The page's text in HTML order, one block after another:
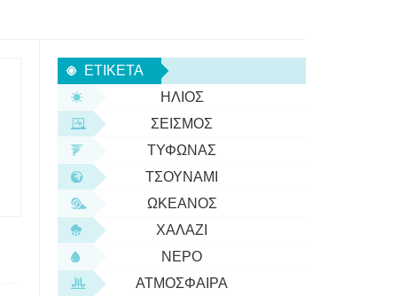
ΕΤΙΚΈΤΑ
ΉΛΙΟΣ
ΣΕΙΣΜΌΣ
ΤΥΦΏΝΑΣ
ΤΣΟΥΝΆΜΙ
ΩΚΕΑΝΌΣ
ΧΑΛΆΖΙ
ΝΕΡΌ
ΑΤΜΌΣΦΑΙΡΑ